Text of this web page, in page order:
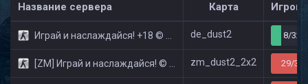
Название сервера Карта
Играй и наслаждайся! +18 © Public de_dust2 8/32
[ZM] Играй и наслаждайся! © Zombie Show zm_dust2_2x2 29/32